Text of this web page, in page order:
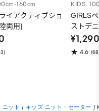
160cm
イアクティブショ
両用)
KIDS,
GIRLS
ストデ
4.6
ニット / キッズ ニット・セーター /